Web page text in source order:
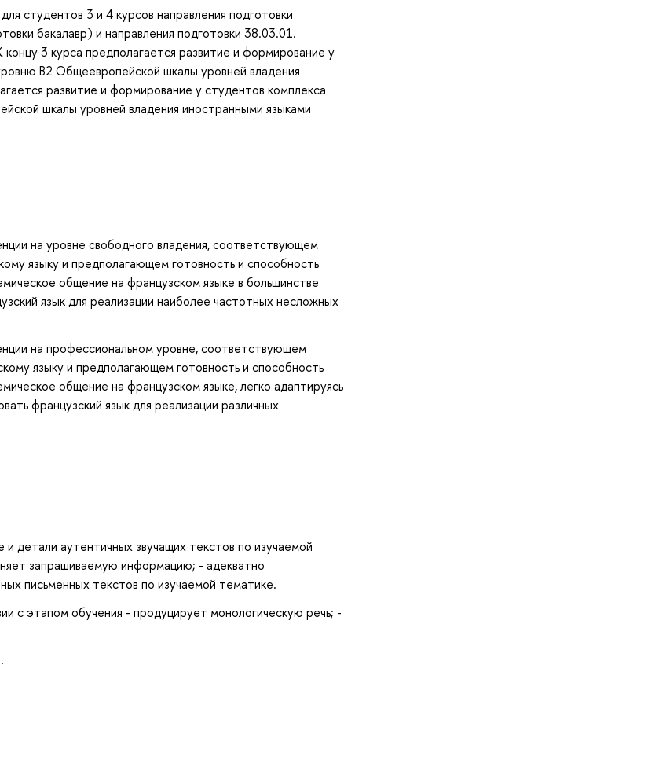
студентов 3 и 4 курсов направления подготовки
бакалавр) и направления подготовки 38.03.01.
3 курса предполагается развитие и формирование у
B2 Общеевропейской шкалы уровней владения
развитие и формирование у студентов комплекса
шкалы уровней владения иностранными языками
на уровне свободного владения, соответствующем
языку и предполагающем готовность и способность
общение на французском языке в большинстве
язык для реализации наиболее частотных несложных
на профессиональном уровне, соответствующем
языку и предполагающем готовность и способность
общение на французском языке, легко адаптируясь
французский язык для реализации различных
детали аутентичных звучащих текстов по изучаемой
запрашиваемую информацию; - адекватно
письменных текстов по изучаемой тематике.
с этапом обучения - продуцирует монологическую речь; -